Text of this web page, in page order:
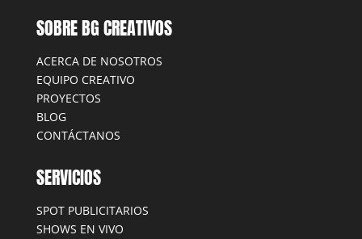
SOBRE BG CREATIVOS
ACERCA DE NOSOTROS
EQUIPO CREATIVO
PROYECTOS
BLOG
CONTÁCTANOS
SERVICIOS
SPOT PUBLICITARIOS
SHOWS EN VIVO